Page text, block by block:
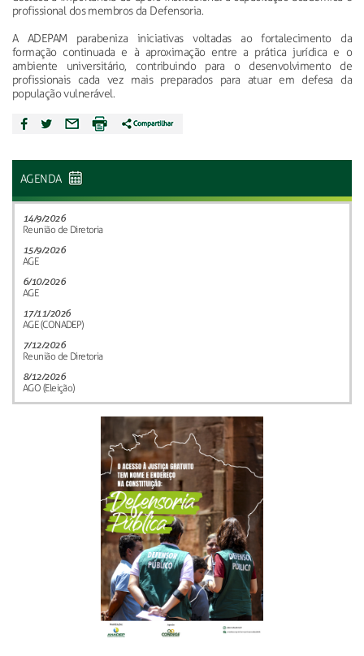
profissional dos membros da Defensoria.
A ADEPAM parabeniza iniciativas voltadas ao fortalecimento da
formação continuada e à aproximação entre a prática jurídica e o
ambiente universitário, contribuindo para o desenvolvimento de
profissionais cada vez mais preparados para atuar em defesa da
população vulnerável.
AGENDA
14/9/2026
Reunião de Diretoria
15/9/2026
AGE
6/10/2026
AGE
17/11/2026
AGE (CONADEP)
7/12/2026
Reunião de Diretoria
8/12/2026
AGO (Eleição)